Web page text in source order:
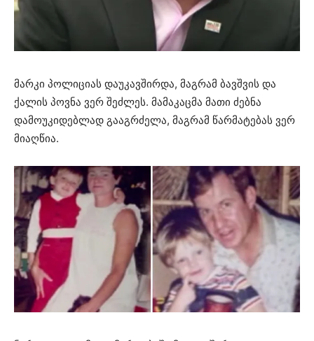
მარკი პოლიციას დაუკავშირდა, მაგრამ ბავშვის და
ქალის პოვნა ვერ შეძლეს. მამაკაცმა მათი ძებნა
დამოუკიდებლად გააგრძელა, მაგრამ წარმატებას ვერ
მიაღწია.